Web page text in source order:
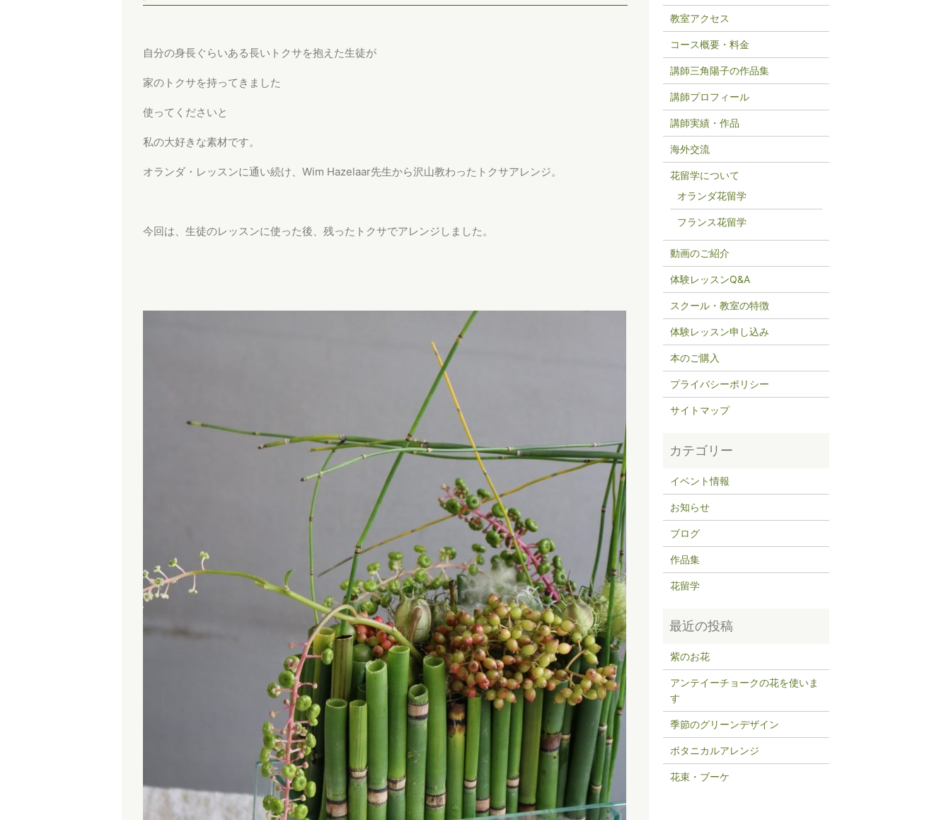
自分の身長ぐらいある長いトクサを抱えた生徒が
家のトクサを持ってきました
使ってくださいと
私の大好きな素材です。
オランダ・レッスンに通い続け、Wim Hazelaar先生から沢山教わったトクサアレンジ。
今回は、生徒のレッスンに使った後、残ったトクサでアレンジしました。
教室アクセス
コース概要・料金
講師三角陽子の作品集
講師プロフィール
講師実績・作品
海外交流
花留学について
オランダ花留学
フランス花留学
動画のご紹介
体験レッスンQ&A
スクール・教室の特徴
体験レッスン申し込み
本のご購入
プライバシーポリシー
サイトマップ
イベント情報
お知らせ
ブログ
作品集
花留学
紫のお花
アンテイーチョークの花を使いま
す
季節のグリーンデザイン
ボタニカルアレンジ
花束・ブーケ